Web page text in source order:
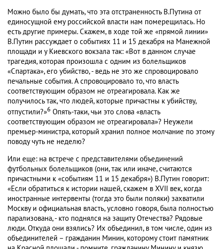
Можно было бы думать, что эта отстраненность В.Путина от
единосущной ему российской власти нам померещилась. Но
есть другие примеры. Скажем, в ходе той же «прямой линии»
В.Путин рассуждает о событиях 11 и 15 декабря на Манежной
площади и у Киевского вокзала так: «Вот в данном случае
трагедия, которая произошла с одним из болельщиков
«Спартака», его убийство, - ведь не это же спровоцировало
печальные события. А спровоцировало то, что власть
соответствующим образом не отреагировала. Как же
получилось так, что людей, которые причастны к убийству,
отпустили?»6 Опять-таки, чьи это слова «власть
соответствующим образом не отреагировала»? Неужели
премьер-министра, который хранил полное молчание по этому
поводу чуть не неделю?
Или еще: на встрече с представителями объединений
футбольных болельщиков (они, так или иначе, считаются
причастными к «событиям 11 и 15 декабря») В.Путин говорит:
«Если обратиться к истории нашей, скажем в XVII век, когда
иностранные интервенты (тогда это были поляки) захватили
Москву и официальная власть, условно говоря, была полностью
парализована, - кто поднялся на защиту Отечества? Рядовые
люди. Откуда они взялись? Их объединил, в том числе, один из
объединителей – гражданин Минин, которому стоит памятник